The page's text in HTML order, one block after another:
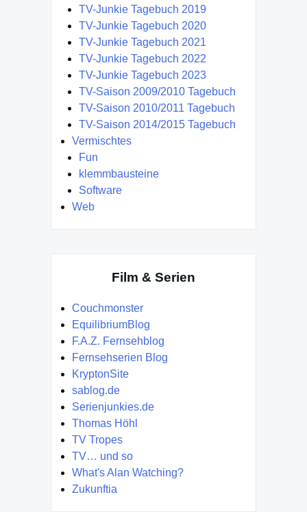
TV-Junkie Tagebuch 2019
TV-Junkie Tagebuch 2020
TV-Junkie Tagebuch 2021
TV-Junkie Tagebuch 2022
TV-Junkie Tagebuch 2023
TV-Saison 2009/2010 Tagebuch
TV-Saison 2010/2011 Tagebuch
TV-Saison 2014/2015 Tagebuch
Vermischtes
Fun
klemmbausteine
Software
Web
Film & Serien
Couchmonster
EquilibriumBlog
F.A.Z. Fernsehblog
Fernsehserien Blog
KryptonSite
sablog.de
Serienjunkies.de
Thomas Höhl
TV Tropes
TV… und so
What's Alan Watching?
Zukunftia